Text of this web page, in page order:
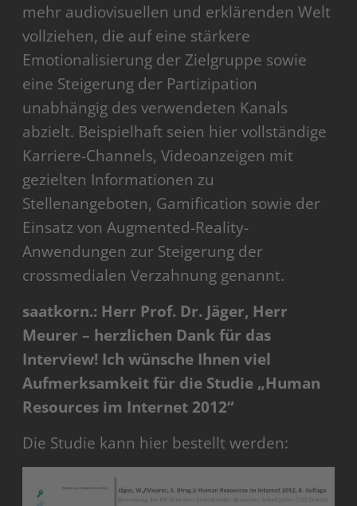
mehr audiovisuellen und erklärenden Welt
vollziehen, die auf eine stärkere
Emotionalisierung der Zielgruppe sowie
eine Steigerung der Partizipation
unabhängig des verwendeten Kanals
abzielt. Beispielhaft seien hier vollständige
Karriere-Channels, Videoanzeigen mit
gezielten Informationen zu
Stellenangeboten, Gamification sowie der
Einsatz von Augmented-Reality-
Anwendungen zur Steigerung der
crossmedialen Verzahnung genannt.
saatkorn.: Herr Prof. Dr. Jäger, Herr
Meurer – herzlichen Dank für das
Interview! Ich wünsche Ihnen viel
Aufmerksamkeit für die Studie „Human
Resources im Internet 2012“
Die Studie kann hier bestellt werden: